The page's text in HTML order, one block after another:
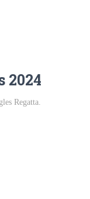
2024
Regatta.